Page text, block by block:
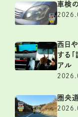
車検
西日
する
アル
圏央